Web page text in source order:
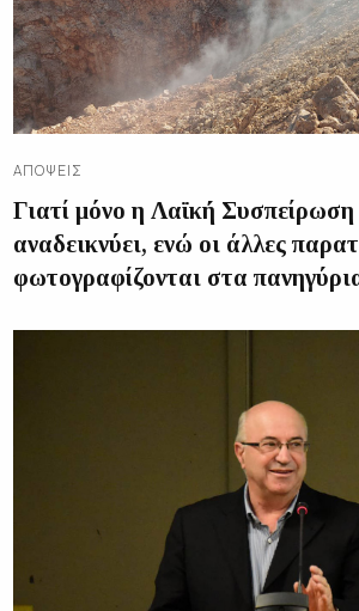
ΑΠΌΨΕΙΣ
Γιατί μόνο η Λαϊκή Συσπείρωση
αναδεικνύει, ενώ οι άλλες
φωτογραφίζονται στα